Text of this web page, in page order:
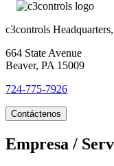
c3controls
664 State Avenue
Beaver, PA 15009
724-775-7926
Contáctenos
Empresa /